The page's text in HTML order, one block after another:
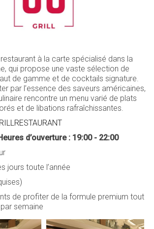
DURABLE
RÉCOMPENSES
à la carte spécialisé dans la
qui propose une vaste sélection de
de gamme et de cocktails signature.
par l’essence des saveurs américaines,
rencontre un menu varié de plats
et de libations rafraîchissantes.
d’ouverture : 19:00 - 22:00
jours toute l’année
de profiter de la formule premium tout
semaine